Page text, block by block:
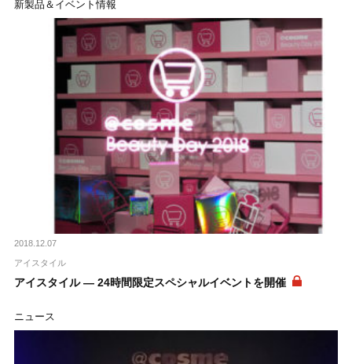
新製品＆イベント情報
2018.12.07
アイスタイル
アイスタイル ― 24時間限定スペシャルイベントを開催
ニュース